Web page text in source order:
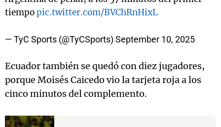
tiempopic.twitter.com/BVChRnHixL
— TyC Sports (@TyCSports) September 10, 2025
Ecuador también se quedó con diez jugadores,
porque Moisés Caicedo vio la tarjeta roja a los
cinco minutos del complemento.